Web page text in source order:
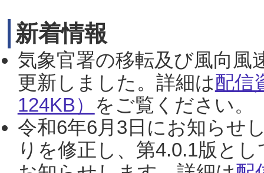
新着情報
気象官署の移転及び風向風
更新しました。詳細は配信
124KB） をご覧ください。
令和6年6月3日にお知らせ
りを修正し、第4.0.1版と